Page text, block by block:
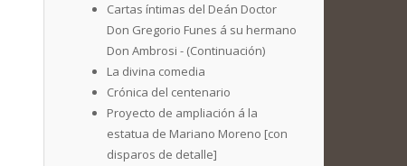
Cartas íntimas del Deán Doctor
Don Gregorio Funes á su hermano
Don Ambrosi - (Continuación)
La divina comedia
Crónica del centenario
Proyecto de ampliación á la
estatua de Mariano Moreno [con
disparos de detalle]